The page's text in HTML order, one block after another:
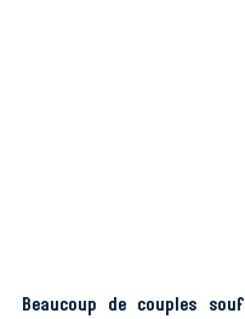
Beaucoup de couples